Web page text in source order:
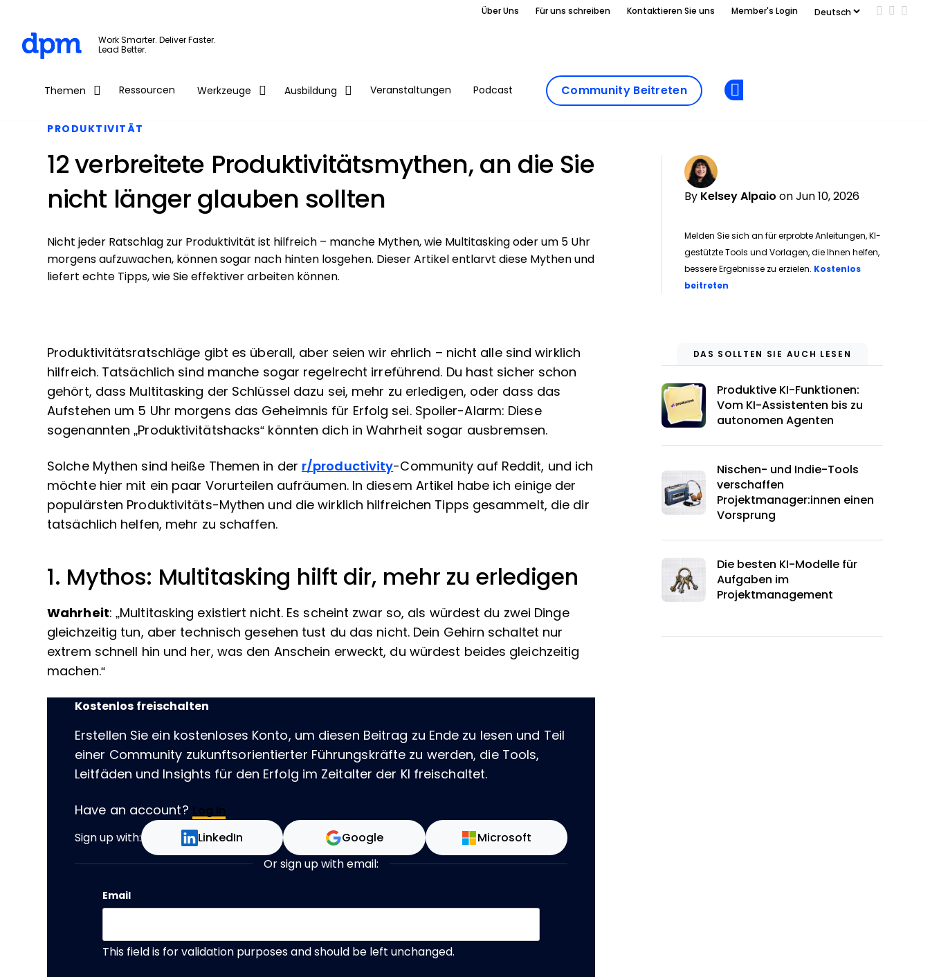
Skip to main content
Über Uns Für uns schreiben Kontaktieren Sie uns Member's Login Add us
Follow
Work Smarter. Deliver Faster.
Lead Better.
Themen Ressourcen Werkzeuge Ausbildung Veranstaltungen Podcast Community Beitreten
PRODUKTIVITÄT
12 verbreitete Produktivitätsmythen, an die Sie
nicht länger glauben sollten
By Kelsey Alpaio on Jun 10, 2026
Melden Sie sich an für erprobte Anleitungen, KI-
gestützte Tools und Vorlagen, die Ihnen helfen,
bessere Ergebnisse zu erzielen. Kostenlos
beitreten
Nicht jeder Ratschlag zur Produktivität ist hilfreich – manche Mythen, wie Multitasking oder um 5 Uhr
morgens aufzuwachen, können sogar nach hinten losgehen. Dieser Artikel entlarvt diese Mythen und
liefert echte Tipps, wie Sie effektiver arbeiten können.
Produktivitätsratschläge gibt es überall, aber seien wir ehrlich – nicht alle sind wirklich
hilfreich. Tatsächlich sind manche sogar regelrecht irreführend. Du hast sicher schon
gehört, dass Multitasking der Schlüssel dazu sei, mehr zu erledigen, oder dass das
Aufstehen um 5 Uhr morgens das Geheimnis für Erfolg sei. Spoiler-Alarm: Diese
sogenannten „Produktivitätshacks“ könnten dich in Wahrheit sogar ausbremsen.
Solche Mythen sind heiße Themen in der r/productivity-Community auf Reddit, und ich
möchte hier mit ein paar Vorurteilen aufräumen. In diesem Artikel habe ich einige der
populärsten Produktivitäts-Mythen und die wirklich hilfreichen Tipps gesammelt, die dir
tatsächlich helfen, mehr zu schaffen.
1. Mythos: Multitasking hilft dir, mehr zu erledigen
Wahrheit: „Multitasking existiert nicht. Es scheint zwar so, als würdest du zwei Dinge
gleichzeitig tun, aber technisch gesehen tust du das nicht. Dein Gehirn schaltet nur
extrem schnell hin und her, was den Anschein erweckt, du würdest beides gleichzeitig
machen.“
Kostenlos freischalten
Erstellen Sie ein kostenloses Konto, um diesen Beitrag zu Ende zu lesen und Teil
einer Community zukunftsorientierter Führungskräfte zu werden, die Tools,
Leitfäden und Insights für den Erfolg im Zeitalter der KI freischaltet.
Have an account? Log In
Sign up with: LinkedIn Google Microsoft
Or sign up with email:
Email
This field is for validation purposes and should be left unchanged.
DAS SOLLTEN SIE AUCH LESEN
Produktive KI-Funktionen:
Vom KI-Assistenten bis zu
autonomen Agenten
Nischen- und Indie-Tools
verschaffen
Projektmanager:innen einen
Vorsprung
Die besten KI-Modelle für
Aufgaben im
Projektmanagement